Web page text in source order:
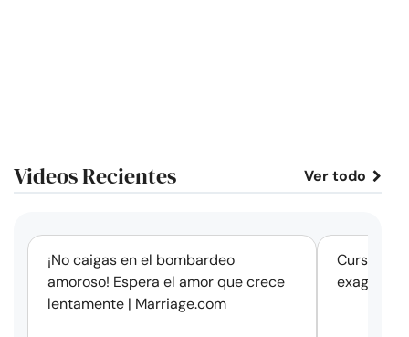
Videos Recientes Ver todo
¡No caigas en el bombardeo
amoroso! Espera el amor que crece
lentamente | Marriage.com
Cursos